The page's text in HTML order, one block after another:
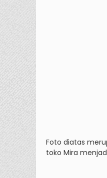
Foto diatas
toko Mira